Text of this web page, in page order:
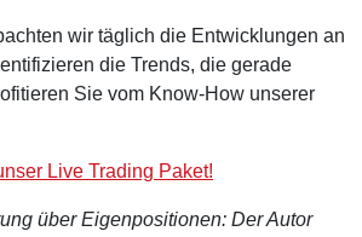
wir täglich die Entwicklungen an
die Trends, die gerade
Sie vom Know-How unserer
Live Trading Paket!
über Eigenpositionen: Der Autor